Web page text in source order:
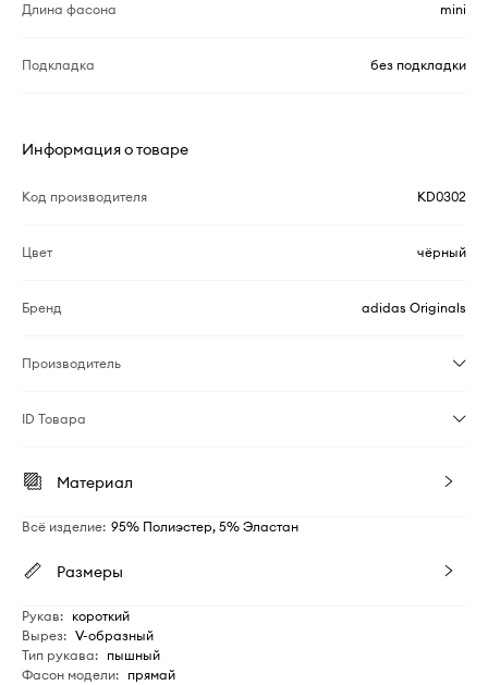
Длина фасона mini
Подкладка без подкладки
Информация о товаре
Код производителя KD0302
Цвет чёрный
Бренд adidas Originals
Производитель
ID Товара
Материал
Всё изделие: 95% Полиэстер, 5% Эластан
Размеры
Рукав: короткий
Вырез: V-образный
Тип рукава: пышный
Фасон модели: прямай